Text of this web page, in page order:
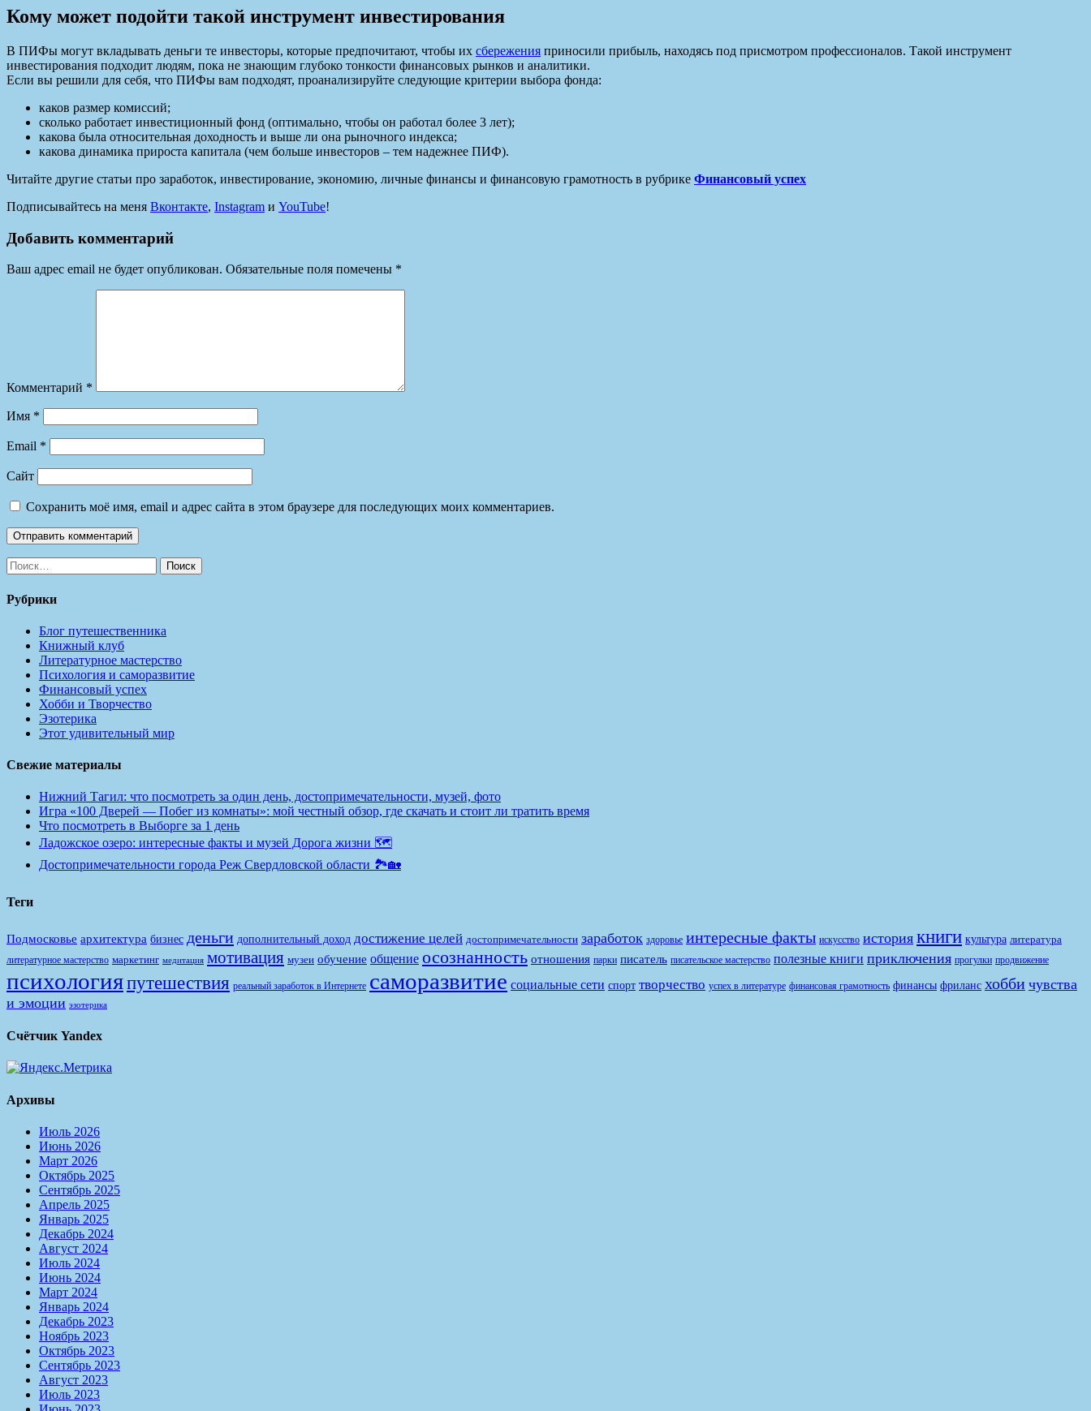
Кому может подойти такой инструмент инвестирования
В ПИФы могут вкладывать деньги те инвесторы, которые предпочитают, чтобы их сбережения приносили прибыль, находясь под присмотром профессионалов. Такой инструмент
инвестирования подходит людям, пока не знающим глубоко тонкости финансовых рынков и аналитики.
Если вы решили для себя, что ПИФы вам подходят, проанализируйте следующие критерии выбора фонда:
каков размер комиссий;
сколько работает инвестиционный фонд (оптимально, чтобы он работал более 3 лет);
какова была относительная доходность и выше ли она рыночного индекса;
какова динамика прироста капитала (чем больше инвесторов – тем надежнее ПИФ).
Читайте другие статьи про заработок, инвестирование, экономию, личные финансы и финансовую грамотность в рубрике Финансовый успех
Подписывайтесь на меня Вконтакте, Instagram и YouTube!
Добавить комментарий
Ваш адрес email не будет опубликован. Обязательные поля помечены *
Комментарий *
Имя *
Email *
Сайт
Сохранить моё имя, email и адрес сайта в этом браузере для последующих моих комментариев.
Найти:
Рубрики
Блог путешественника
Книжный клуб
Литературное мастерство
Психология и саморазвитие
Финансовый успех
Хобби и Творчество
Эзотерика
Этот удивительный мир
Свежие материалы
Нижний Тагил: что посмотреть за один день, достопримечательности, музей, фото
Игра «100 Дверей — Побег из комнаты»: мой честный обзор, где скачать и стоит ли тратить время
Что посмотреть в Выборге за 1 день
Ладожское озеро: интересные факты и музей Дорога жизни 🗺️
Достопримечательности города Реж Свердловской области 🏞️🏡
Теги
Подмосковье архитектура бизнес деньги дополнительный доход достижение целей достопримечательности заработок здоровье интересные факты искусство история книги культура литература
литературное мастерство маркетинг медитация мотивация музеи обучение общение осознанность отношения парки писатель писательское мастерство полезные книги приключения прогулки продвижение
психологияпутешествия реальный заработок в Интернете саморазвитие социальные сети спорт творчество успех в литературе финансовая грамотность финансы фриланс хобби чувства
и эмоции эзотерика
Счётчик Yandex
Архивы
Июль 2026
Июнь 2026
Март 2026
Октябрь 2025
Сентябрь 2025
Апрель 2025
Январь 2025
Декабрь 2024
Август 2024
Июль 2024
Июнь 2024
Март 2024
Январь 2024
Декабрь 2023
Ноябрь 2023
Октябрь 2023
Сентябрь 2023
Август 2023
Июль 2023